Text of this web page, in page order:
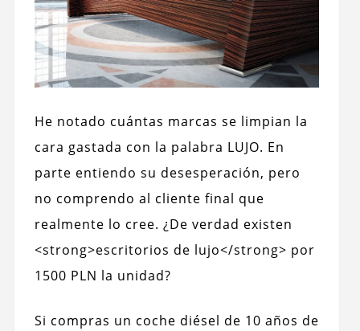
He notado cuántas marcas se limpian la
cara gastada con la palabra LUJO. En
parte entiendo su desesperación, pero
no comprendo al cliente final que
realmente lo cree. ¿De verdad existen
<strong>escritorios de lujo</strong> por
1500 PLN la unidad?
Si compras un coche diésel de 10 años de